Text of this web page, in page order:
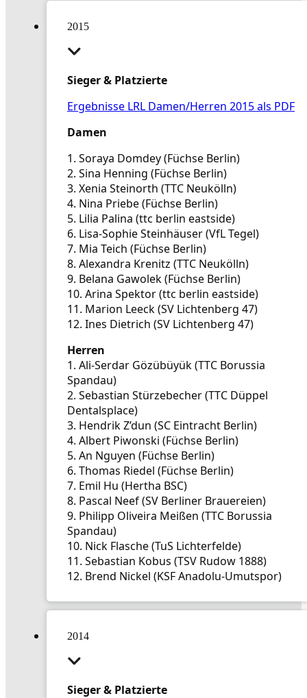
2015
Sieger & Platzierte
Ergebnisse LRL Damen/Herren 2015 als PDF
Damen
1. Soraya Domdey (Füchse Berlin)
2. Sina Henning (Füchse Berlin)
3. Xenia Steinorth (TTC Neukölln)
4. Nina Priebe (Füchse Berlin)
5. Lilia Palina (ttc berlin eastside)
6. Lisa-Sophie Steinhäuser (VfL Tegel)
7. Mia Teich (Füchse Berlin)
8. Alexandra Krenitz (TTC Neukölln)
9. Belana Gawolek (Füchse Berlin)
10. Arina Spektor (ttc berlin eastside)
11. Marion Leeck (SV Lichtenberg 47)
12. Ines Dietrich (SV Lichtenberg 47)
Herren
1. Ali-Serdar Gözübüyük (TTC Borussia
Spandau)
2. Sebastian Stürzebecher (TTC Düppel
Dentalsplace)
3. Hendrik Z’dun (SC Eintracht Berlin)
4. Albert Piwonski (Füchse Berlin)
5. An Nguyen (Füchse Berlin)
6. Thomas Riedel (Füchse Berlin)
7. Emil Hu (Hertha BSC)
8. Pascal Neef (SV Berliner Brauereien)
9. Philipp Oliveira Meißen (TTC Borussia
Spandau)
10. Nick Flasche (TuS Lichterfelde)
11. Sebastian Kobus (TSV Rudow 1888)
12. Brend Nickel (KSF Anadolu-Umutspor)
2014
Sieger & Platzierte